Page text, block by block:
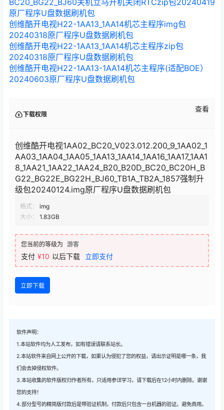
原厂程序U盘数据刷机包
创维酷开电视H22-1AA13_1AA14机芯主程序img包
20240318原厂程序U盘数据刷机包
创维酷开电视H22-1AA13_1AA14机芯主程序zip包
20240318原厂程序U盘数据刷机包
创维酷开电视H22-1AA13-1AA14机芯主程序(适配BOE）
20240603原厂程序U盘数据刷机包
下载权限
查看
创维酷开电视1AA02_BC20_V023.012.200_9_1AA02_1
AA03_1AA04_1AA05_1AA13_1AA14_1AA16_1AA17_1AA1
8_1AA21_1AA22_1AA24_B20_B20D_BC20_BC20H_B
G22_BG22E_BG22H_BJ60_TB1A_TB2A_1857强制升
级包20240124.img原厂程序U盘数据刷机包
格式：
img
大小：
1.83GB
您当前的等级为 游客
支付 ¥10 以后下载 立即支付
立即下载
软件声明：
1.本站软件均为人工发布，如有错误请联系站长。
2.本站软件来自网上公开的下载，如果认为侵犯了您的权益，请出示证明是哪一条，我
们会去掉侵权软件。
3.本站收集的软件版权归作者所有，只适用参详学习，请下载后在12小时内删除。谢谢
您的支持！
4.部分型号的精简版付款后是带验证机制，付款后只包含一台机器的验证。避免商用。